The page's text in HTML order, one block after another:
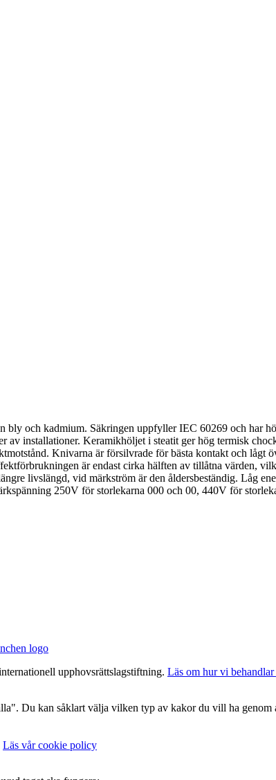
och kadmium. Säkringen uppfyller IEC 60269 och har
installationer. Keramikhöljet i steatit ger hög termisk
Knivarna är försilvrade för bästa kontakt och lågt
är endast cirka hälften av tillåtna värden,
livslängd, vid märkström är den åldersbeständig. Låg
250V för storlekarna 000 och 00, 440V för
upphovsrättslagstiftning. Läs om hur vi
Du kan såklart välja vilken typ av kakor du vill ha
Läs vår cookie policy